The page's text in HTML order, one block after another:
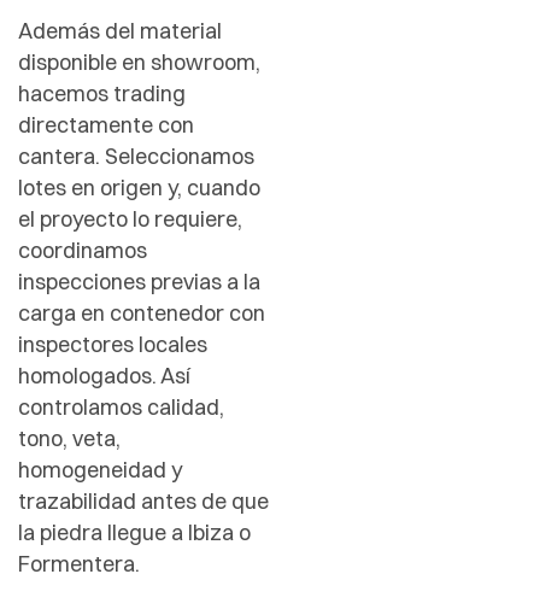
Además del material
disponible en showroom,
hacemos trading
directamente con
cantera. Seleccionamos
lotes en origen y, cuando
el proyecto lo requiere,
coordinamos
inspecciones previas a la
carga en contenedor con
inspectores locales
homologados. Así
controlamos calidad,
tono, veta,
homogeneidad y
trazabilidad antes de que
la piedra llegue a Ibiza o
Formentera.